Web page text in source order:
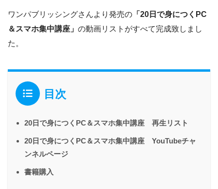
ワンパブリッシングさんより発売の 「20日で身につくPC
＆スマホ集中講座」 の動画リストがすべて完成致しまし
た。
目次
20日で身につくPC＆スマホ集中講座 再生リスト
20日で身につくPC＆スマホ集中講座 YouTubeチャ
ンネルページ
書籍購入